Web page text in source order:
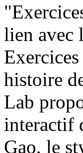
lien avec
histoire
Lab
interactif
Gao, le